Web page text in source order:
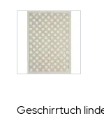
Geschirrtuch